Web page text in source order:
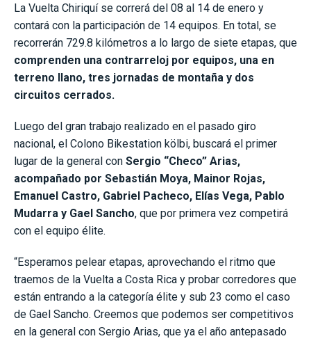
La Vuelta Chiriquí se correrá del 08 al 14 de enero y
contará con la participación de 14 equipos. En total, se
recorrerán 729.8 kilómetros a lo largo de siete etapas, que
comprenden una contrarreloj por equipos, una en
terreno llano, tres jornadas de montaña y dos
circuitos cerrados.
Luego del gran trabajo realizado en el pasado giro
nacional, el Colono Bikestation kölbi, buscará el primer
lugar de la general con Sergio “Checo” Arias,
acompañado por Sebastián Moya, Mainor Rojas,
Emanuel Castro, Gabriel Pacheco, Elías Vega, Pablo
Mudarra y Gael Sancho, que por primera vez competirá
con el equipo élite.
“Esperamos pelear etapas, aprovechando el ritmo que
traemos de la Vuelta a Costa Rica y probar corredores que
están entrando a la categoría élite y sub 23 como el caso
de Gael Sancho. Creemos que podemos ser competitivos
en la general con Sergio Arias, que ya el año antepasado